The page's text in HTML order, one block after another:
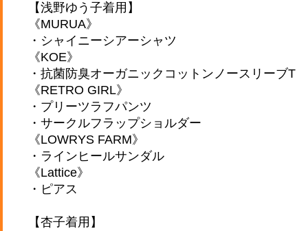
【浅野ゆう子着用】
《MURUA》
・シャイニーシアーシャツ
《KOE》
・抗菌防臭オーガニックコットンノースリーブT
《RETRO GIRL》
・プリーツラフパンツ
・サークルフラップショルダー
《LOWRYS FARM》
・ラインヒールサンダル
《Lattice》
・ピアス
【杏子着用】